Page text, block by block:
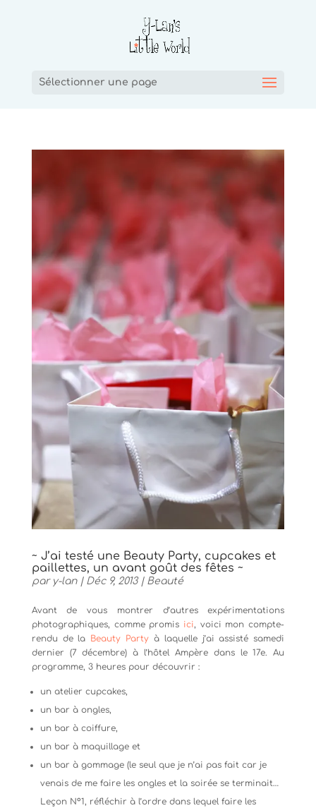
Sélectionner une page
~ J’ai testé une Beauty Party, cupcakes et
paillettes, un avant goût des fêtes ~
par y-lan| Déc 9, 2013| Beauté
Avant de vous montrer d’autres expérimentations
photographiques, comme promis ici, voici mon compte-
rendu de la Beauty Party à laquelle j’ai assisté samedi
dernier (7 décembre) à l’hôtel Ampère dans le 17e. Au
programme, 3 heures pour découvrir :
un atelier cupcakes,
un bar à ongles,
un bar à coiffure,
un bar à maquillage et
un bar à gommage (le seul que je n’ai pas fait car je
venais de me faire les ongles et la soirée se terminait…
Leçon N°1, réfléchir à l’ordre dans lequel faire les